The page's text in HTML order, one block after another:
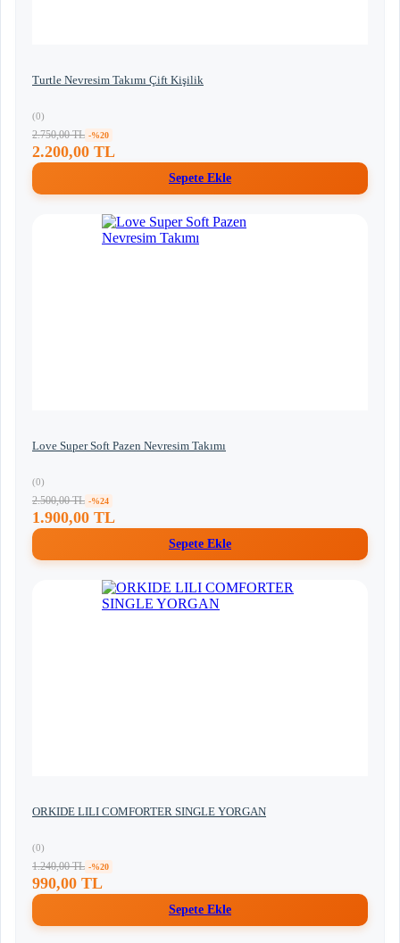
Turtle Nevresim Takımı Çift Kişilik
(0)
2.750,00 TL -%20
2.200,00 TL
Sepete Ekle
Love Super Soft Pazen Nevresim Takımı
(0)
2.500,00 TL -%24
1.900,00 TL
Sepete Ekle
ORKIDE LILI COMFORTER SINGLE YORGAN
(0)
1.240,00 TL -%20
990,00 TL
Sepete Ekle